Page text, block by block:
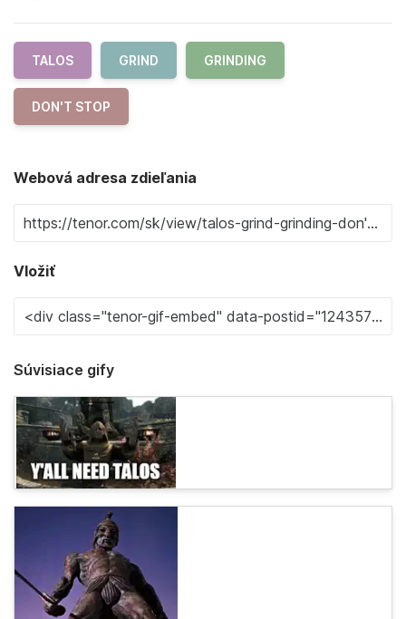
TALOS GRIND GRINDING
DON'T STOP
Webová adresa zdieľania
Vložiť
Súvisiace gify